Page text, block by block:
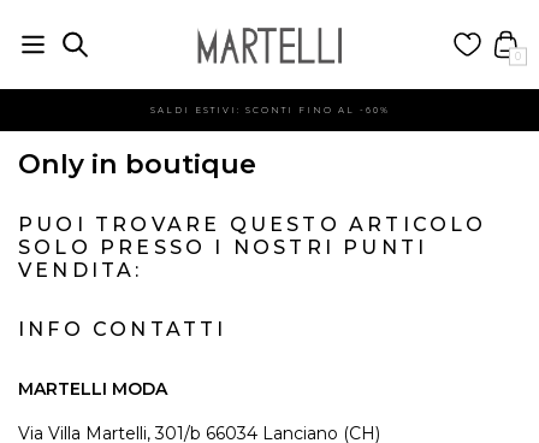
0
SALDI ESTIVI: SCONTI FINO AL -60%
Only in boutique
PUOI TROVARE QUESTO ARTICOLO
SOLO PRESSO I NOSTRI PUNTI
VENDITA:
INFO CONTATTI
MARTELLI MODA
Via Villa Martelli, 301/b 66034 Lanciano (CH)